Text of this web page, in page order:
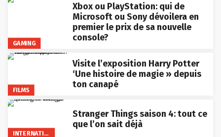
GAMING
Xbox ou PlayStation: qui de
Microsoft ou Sony dévoilera en
premier le prix de sa nouvelle
console?
FILMS
Visite l’exposition Harry Potter
‘Une histoire de magie » depuis
ton canapé
INTERNATIONAL
Stranger Things saison 4: tout ce
que l’on sait déjà